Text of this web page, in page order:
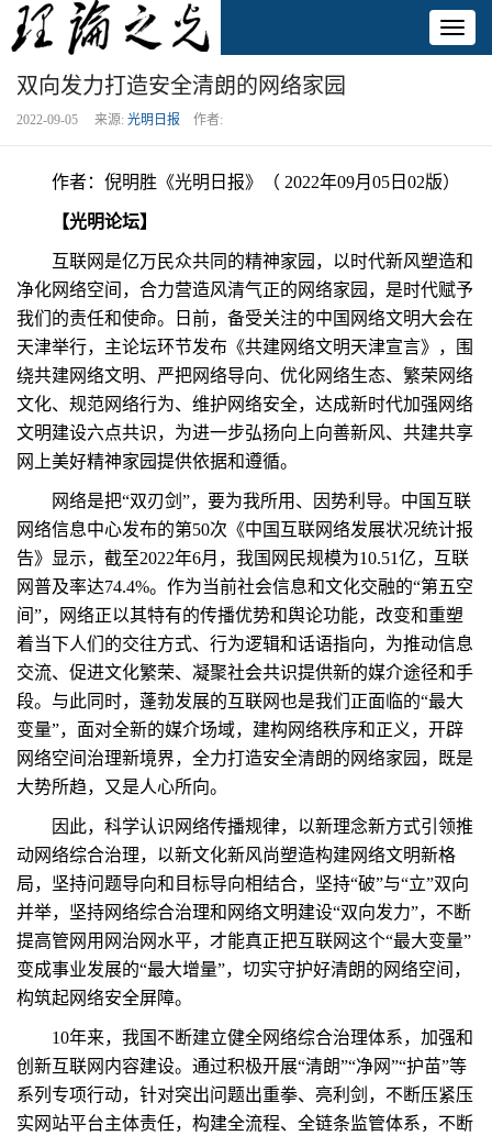
双向发力打造安全清朗的网络家园
2022-09-05 来源: 光明日报 作者:
作者：倪明胜《光明日报》（ 2022年09月05日02版）
【光明论坛】
互联网是亿万民众共同的精神家园，以时代新风塑造和
净化网络空间，合力营造风清气正的网络家园，是时代赋予
我们的责任和使命。日前，备受关注的中国网络文明大会在
天津举行，主论坛环节发布《共建网络文明天津宣言》，围
绕共建网络文明、严把网络导向、优化网络生态、繁荣网络
文化、规范网络行为、维护网络安全，达成新时代加强网络
文明建设六点共识，为进一步弘扬向上向善新风、共建共享
网上美好精神家园提供依据和遵循。
网络是把“双刃剑”，要为我所用、因势利导。中国互联
网络信息中心发布的第50次《中国互联网络发展状况统计报
告》显示，截至2022年6月，我国网民规模为10.51亿，互联
网普及率达74.4%。作为当前社会信息和文化交融的“第五空
间”，网络正以其特有的传播优势和舆论功能，改变和重塑
着当下人们的交往方式、行为逻辑和话语指向，为推动信息
交流、促进文化繁荣、凝聚社会共识提供新的媒介途径和手
段。与此同时，蓬勃发展的互联网也是我们正面临的“最大
变量”，面对全新的媒介场域，建构网络秩序和正义，开辟
网络空间治理新境界，全力打造安全清朗的网络家园，既是
大势所趋，又是人心所向。
因此，科学认识网络传播规律，以新理念新方式引领推
动网络综合治理，以新文化新风尚塑造构建网络文明新格
局，坚持问题导向和目标导向相结合，坚持“破”与“立”双向
并举，坚持网络综合治理和网络文明建设“双向发力”，不断
提高管网用网治网水平，才能真正把互联网这个“最大变量”
变成事业发展的“最大增量”，切实守护好清朗的网络空间，
构筑起网络安全屏障。
10年来，我国不断建立健全网络综合治理体系，加强和
创新互联网内容建设。通过积极开展“清朗”“净网”“护苗”等
系列专项行动，针对突出问题出重拳、亮利剑，不断压紧压
实网站平台主体责任，构建全流程、全链条监管体系，不断